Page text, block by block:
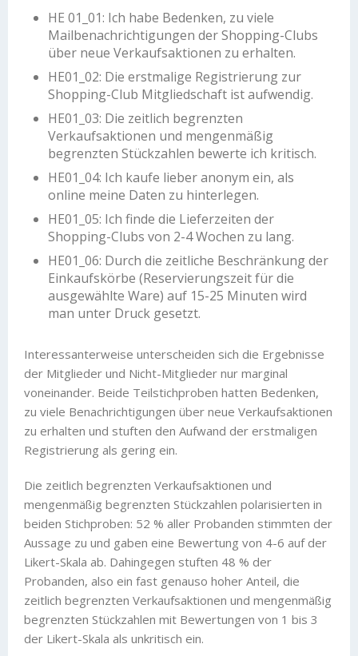
HE 01_01: Ich habe Bedenken, zu viele
Mailbenachrichtigungen der Shopping-Clubs
über neue Verkaufsaktionen zu erhalten.
HE01_02: Die erstmalige Registrierung zur
Shopping-Club Mitgliedschaft ist aufwendig.
HE01_03: Die zeitlich begrenzten
Verkaufsaktionen und mengenmäßig
begrenzten Stückzahlen bewerte ich kritisch.
HE01_04: Ich kaufe lieber anonym ein, als
online meine Daten zu hinterlegen.
HE01_05: Ich finde die Lieferzeiten der
Shopping-Clubs von 2-4 Wochen zu lang.
HE01_06: Durch die zeitliche Beschränkung der
Einkaufskörbe (Reservierungszeit für die
ausgewählte Ware) auf 15-25 Minuten wird
man unter Druck gesetzt.
Interessanterweise unterscheiden sich die Ergebnisse
der Mitglieder und Nicht-Mitglieder nur marginal
voneinander. Beide Teilstichproben hatten Bedenken,
zu viele Benachrichtigungen über neue Verkaufsaktionen
zu erhalten und stuften den Aufwand der erstmaligen
Registrierung als gering ein.
Die zeitlich begrenzten Verkaufsaktionen und
mengenmäßig begrenzten Stückzahlen polarisierten in
beiden Stichproben: 52 % aller Probanden stimmten der
Aussage zu und gaben eine Bewertung von 4-6 auf der
Likert-Skala ab. Dahingegen stuften 48 % der
Probanden, also ein fast genauso hoher Anteil, die
zeitlich begrenzten Verkaufsaktionen und mengenmäßig
begrenzten Stückzahlen mit Bewertungen von 1 bis 3
der Likert-Skala als unkritisch ein.